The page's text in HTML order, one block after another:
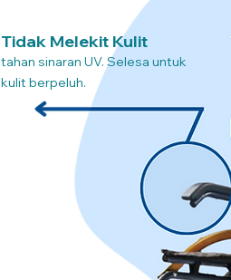
Tidak Melekit Kulit
tahan sinaran UV. Selesa untuk
kulit berpeluh.